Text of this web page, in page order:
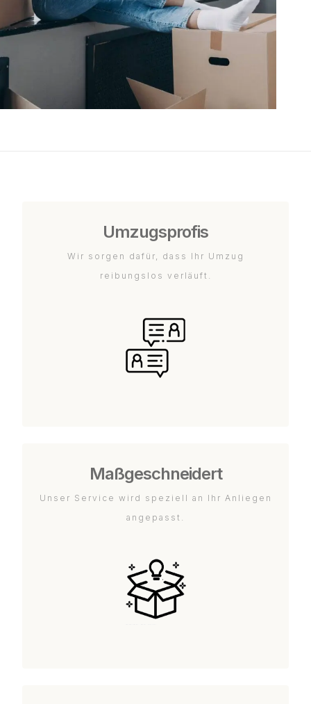
Umzugsprofis
Wir sorgen dafür, dass Ihr Umzug
reibungslos verläuft.
Maßgeschneidert
Unser Service wird speziell an Ihr Anliegen
angepasst.